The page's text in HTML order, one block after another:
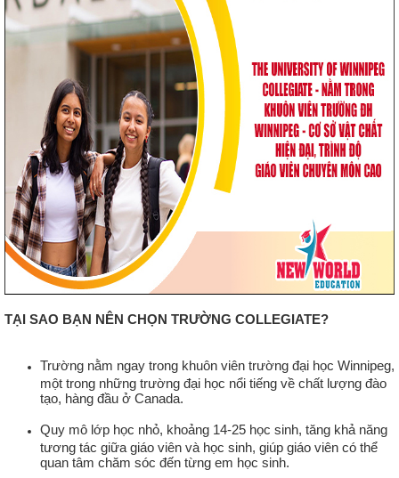
TẠI SAO BẠN NÊN CHỌN TRƯỜNG COLLEGIATE?
Trường nằm ngay trong khuôn viên trường đại học Winnipeg,
một trong những trường đại học nổi tiếng về chất lượng đào
tạo, hàng đầu ở Canada.
Quy mô lớp học nhỏ, khoảng 14-25 học sinh, tăng khả năng
tương tác giữa giáo viên và học sinh, giúp giáo viên có thể
quan tâm chăm sóc đến từng em học sinh.